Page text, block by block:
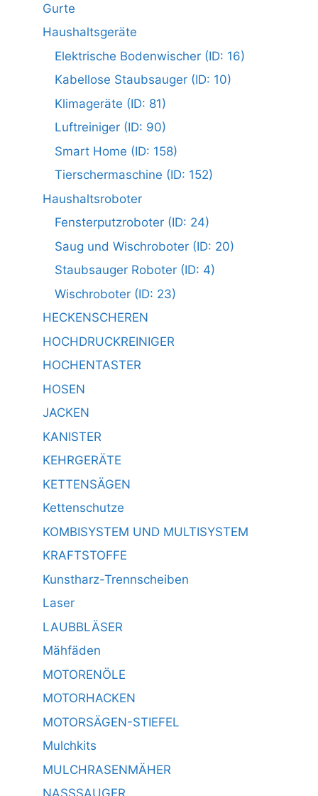
Gurte
Haushaltsgeräte
Elektrische Bodenwischer (ID: 16)
Kabellose Staubsauger (ID: 10)
Klimageräte (ID: 81)
Luftreiniger (ID: 90)
Smart Home (ID: 158)
Tierschermaschine (ID: 152)
Haushaltsroboter
Fensterputzroboter (ID: 24)
Saug und Wischroboter (ID: 20)
Staubsauger Roboter (ID: 4)
Wischroboter (ID: 23)
HECKENSCHEREN
HOCHDRUCKREINIGER
HOCHENTASTER
HOSEN
JACKEN
KANISTER
KEHRGERÄTE
KETTENSÄGEN
Kettenschutze
KOMBISYSTEM UND MULTISYSTEM
KRAFTSTOFFE
Kunstharz-Trennscheiben
Laser
LAUBBLÄSER
Mähfäden
MOTORENÖLE
MOTORHACKEN
MOTORSÄGEN-STIEFEL
Mulchkits
MULCHRASENMÄHER